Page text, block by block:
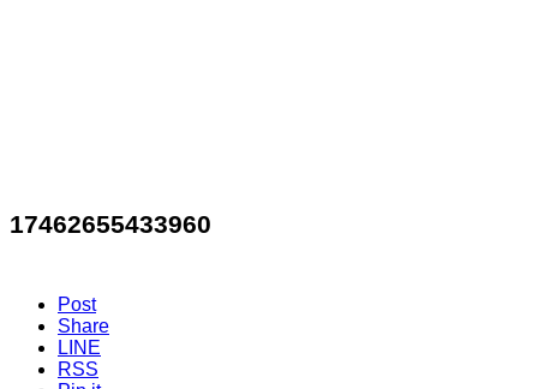
17462655433960
Post
Share
LINE
RSS